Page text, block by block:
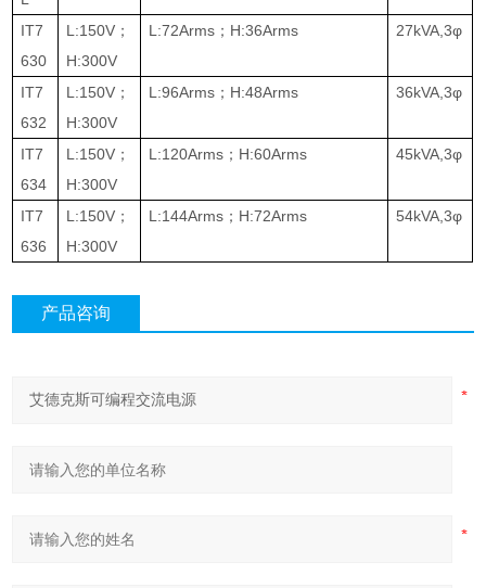
IT7
630
L:150V ；
H:300V
L:72Arms ； H:36Arms 27kVA,3φ
IT7
632
L:150V ；
H:300V
L:96Arms ； H:48Arms 36kVA,3φ
IT7
634
L:150V ；
H:300V
L:120Arms ； H:60Arms 45kVA,3φ
IT7
636
L:150V ；
H:300V
L:144Arms ； H:72Arms 54kVA,3φ
产品咨询